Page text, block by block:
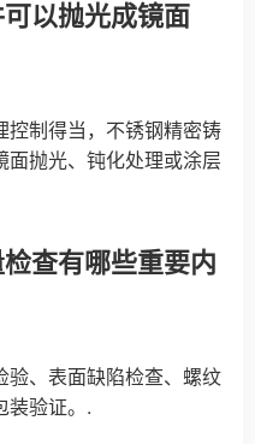
以抛光成镜面
控制得当，不锈钢精密铸
抛光、钝化处理或涂层
查有哪些重要内
验、表面缺陷检查、螺纹
装验证。.